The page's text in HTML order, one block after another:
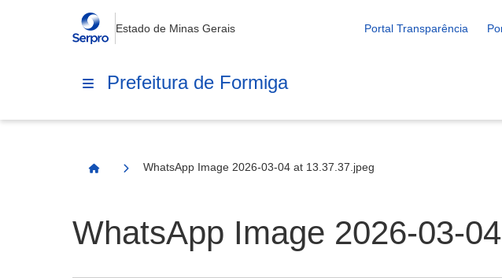
Estado de Minas Gerais Portal Transparência
Prefeitura de Formiga
Página Inicial
WhatsApp Image 2026-03-04 at 13.37.37.jpeg
WhatsApp Image 2026-03-